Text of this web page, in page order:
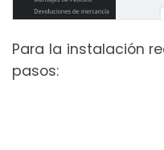
Para la instalación
pasos: